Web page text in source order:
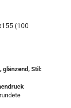
(100
glänzend, Stil: